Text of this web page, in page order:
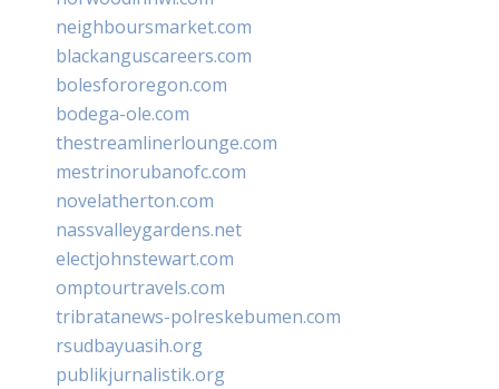
neighboursmarket.com
blackanguscareers.com
bolesfororegon.com
bodega-ole.com
thestreamlinerlounge.com
mestrinorubanofc.com
novelatherton.com
nassvalleygardens.net
electjohnstewart.com
omptourtravels.com
tribratanews-polreskebumen.com
rsudbayuasih.org
publikjurnalistik.org